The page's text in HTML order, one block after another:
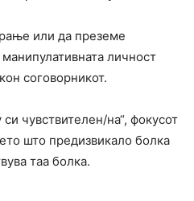
или да преземе
личност
соговорникот.
чувствителен/на“, фокусот
што предизвикало болка
таа болка.